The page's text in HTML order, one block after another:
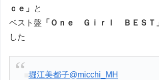
ｃｅ」
と
ベスト盤 「Ｏｎｅ Ｇｉｒｌ ＢＥＳＴ
した
堀江美都子@micchi_MH